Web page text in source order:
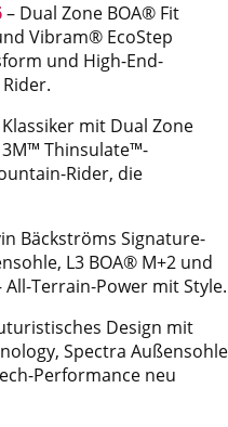
– Dual Zone BOA® Fit
Vibram® EcoStep
und High-End-
Klassiker mit Dual Zone
Thinsulate™-
Rider, die
Bäckströms Signature-
L3 BOA® M+2 und
Terrain-Power mit Style.
Design mit
Spectra Außensohle
Performance neu